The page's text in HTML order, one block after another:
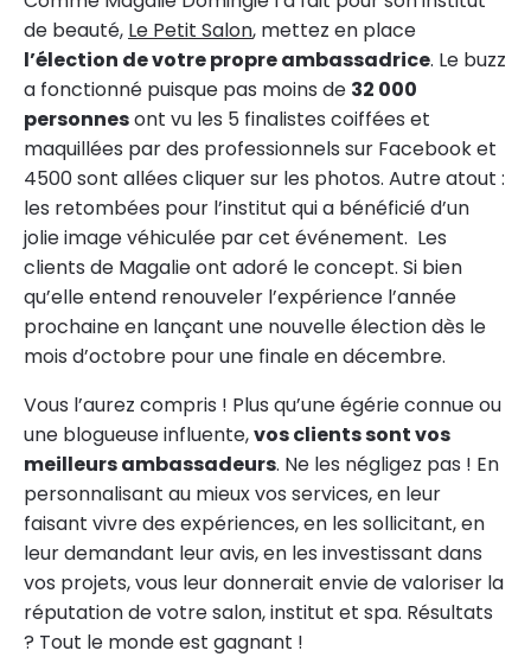
de beauté, Le Petit Salon, mettez en place
l’élection de votre propre ambassadrice. Le buzz
a fonctionné puisque pas moins de 32 000
personnesont vu les 5 finalistes coiffées et
maquillées par des professionnels sur Facebook et
4500 sont allées cliquer sur les photos. Autre atout :
les retombées pour l’institut qui a bénéficié d’un
jolie image véhiculée par cet événement. Les
clients de Magalie ont adoré le concept. Si bien
qu’elle entend renouveler l’expérience l’année
prochaine en lançant une nouvelle élection dès le
mois d’octobre pour une finale en décembre.
Vous l’aurez compris ! Plus qu’une égérie connue ou
une blogueuse influente,vos clients sont vos
meilleurs ambassadeurs. Ne les négligez pas ! En
personnalisant au mieux vos services, en leur
faisant vivre des expériences, en les sollicitant, en
leur demandant leur avis, en les investissant dans
vos projets, vous leur donnerait envie de valoriser la
réputation de votre salon, institut et spa. Résultats
? Tout le monde est gagnant !